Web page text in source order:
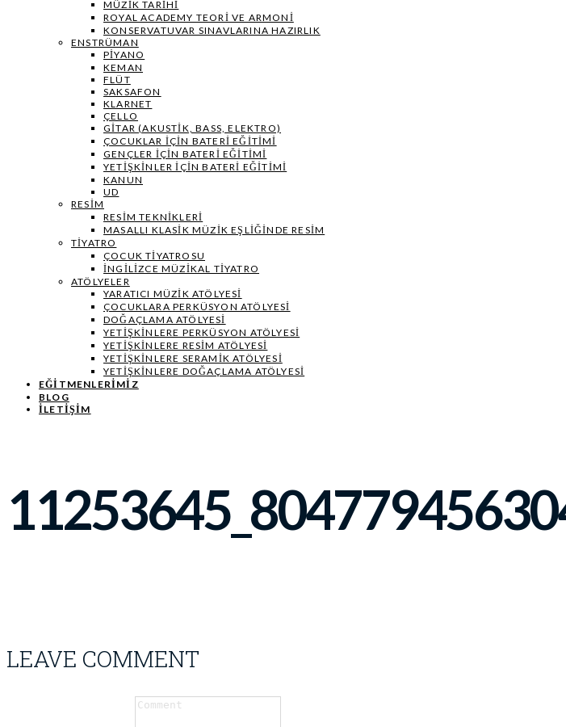
MÜZIK TARIHI
ROYAL ACADEMY TEORI VE ARMONI
KONSERVATUVAR SINAVLARINA HAZIRLIK
ENSTRÜMAN
PIYANO
KEMAN
FLÜT
SAKSAFON
KLARNET
ÇELLO
GITAR (AKUSTIK, BASS, ELEKTRO)
ÇOCUKLAR IÇIN BATERI EĞITIMI
GENÇLER İÇIN BATERI EĞITIMI
YETIŞKINLER IÇIN BATERI EĞITIMI
KANUN
UD
RESIM
RESIM TEKNIKLERI
MASALLI KLASIK MÜZIK EŞLIĞINDE RESIM
TIYATRO
ÇOCUK TIYATROSU
İNGILIZCE MÜZIKAL TIYATRO
ATÖLYELER
YARATICI MÜZIK ATÖLYESI
ÇOCUKLARA PERKÜSYON ATÖLYESI
DOĞAÇLAMA ATÖLYESI
YETIŞKINLERE PERKÜSYON ATÖLYESI
YETIŞKINLERE RESIM ATÖLYESI
YETIŞKINLERE SERAMIK ATÖLYESI
YETIŞKINLERE DOĞAÇLAMA ATÖLYESI
EĞITMENLERIMIZ
BLOG
İLETİŞİM
LEAVE COMMENT